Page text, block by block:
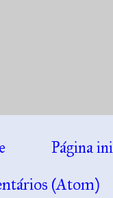
Página
(Atom)